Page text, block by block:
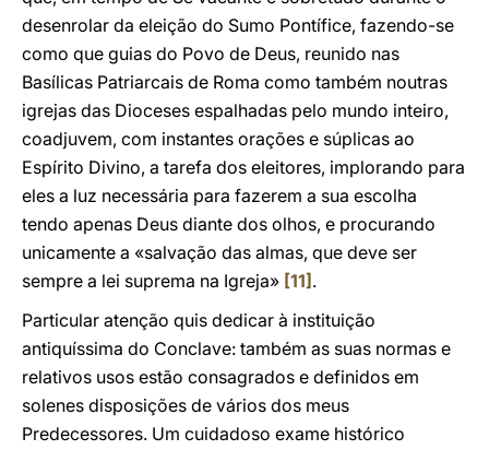
desenrolar da eleição do Sumo Pontífice, fazendo-se
como que guias do Povo de Deus, reunido nas
Basílicas Patriarcais de Roma como também noutras
igrejas das Dioceses espalhadas pelo mundo inteiro,
coadjuvem, com instantes orações e súplicas ao
Espírito Divino, a tarefa dos eleitores, implorando para
eles a luz necessária para fazerem a sua escolha
tendo apenas Deus diante dos olhos, e procurando
unicamente a «salvação das almas, que deve ser
sempre a lei suprema na Igreja» [11] .
Particular atenção quis dedicar à instituição
antiquíssima do Conclave: também as suas normas e
relativos usos estão consagrados e definidos em
solenes disposições de vários dos meus
Predecessores. Um cuidadoso exame histórico